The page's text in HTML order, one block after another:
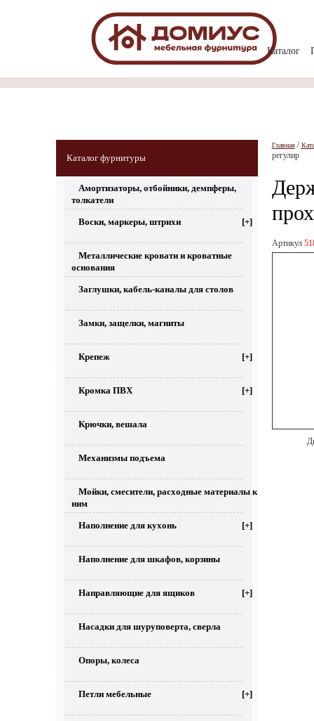
Каталог
Каталог фурнитуры
Амортизаторы, отбойники, демпферы,
толкатели
Воски, маркеры, штрихи [+]
Металлические кровати и кроватные
основания
Заглушки, кабель-каналы для столов
Замки, защелки, магниты
Крепеж [+]
Кромка ПВХ [+]
Крючки, вешала
Механизмы подъема
Мойки, смесители, расходные материалы к
ним
Наполнение для кухонь [+]
Наполнение для шкафов, корзины
Направляющие для ящиков [+]
Насадки для шуруповерта, сверла
Опоры, колеса
Петли мебельные [+]
Главная/
регулир
Артикул